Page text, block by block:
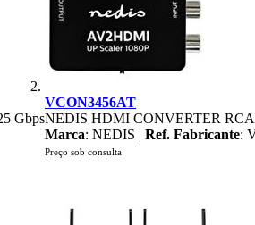
Gbps
VCON3456AT
NEDIS HDMI CONVERTER
Marca: NEDIS | Ref. Fabricante:
Preço sob consulta